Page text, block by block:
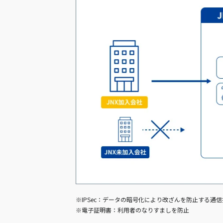
※IPSec：データの暗号化により改ざんを防止する通
※電子証明書：利用者のなりすましを防止